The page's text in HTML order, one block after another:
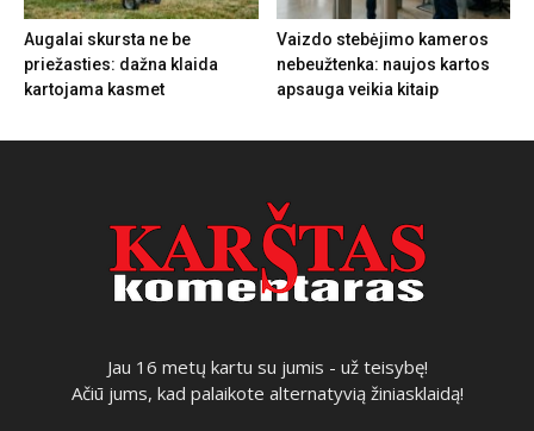
Augalai skursta ne be
priežasties: dažna klaida
kartojama kasmet
Vaizdo stebėjimo kameros
nebeužtenka: naujos kartos
apsauga veikia kitaip
Jau 16 metų kartu su jumis - už teisybę!
Ačiū jums, kad palaikote alternatyvią žiniasklaidą!